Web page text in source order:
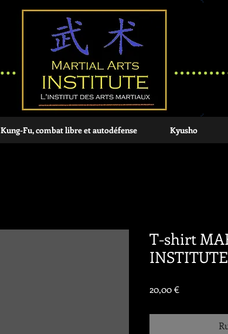
Kung-Fu, combat libre et autodéfense Kyusho
T-shirt
INSTITUTE
20,00 €Prix